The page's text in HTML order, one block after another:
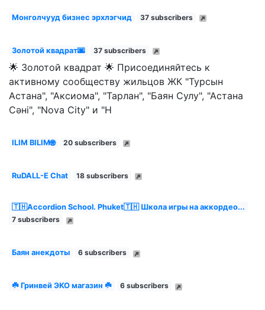
Монголчууд бизнес эрхлэгчид 37 subscribers
Золотой квадрат🌆 37 subscribers
🌟 Золотой квадрат 🌟 Присоединяйтесь к
активному сообществу жильцов ЖК "Турсын
Астана", "Аксиома", "Тарлан", "Баян Сулу", "Астана
Сәні", "Nova City" и "Н
ILIM BILIM🌐 20 subscribers
RuDALL-E Chat 18 subscribers
🇹🇭Accordion School. Phuket🇹🇭 Школа игры на аккордео...
7 subscribers
Баян анекдоты 6 subscribers
☘️ Гринвей ЭКО магазин ☘️ 6 subscribers